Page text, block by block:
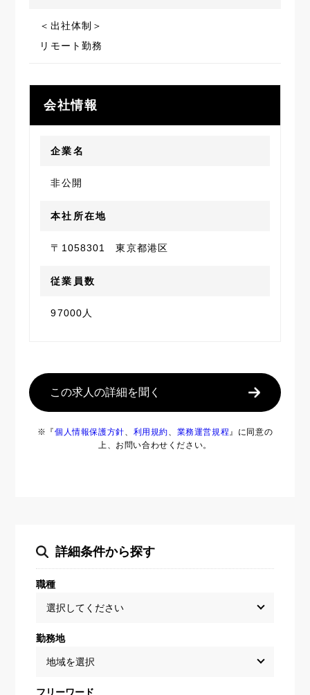
＜出社体制＞
リモート勤務
会社情報
企業名
非公開
本社所在地
〒1058301 東京都港区
従業員数
97000人
この求人の詳細を聞く
※『個人情報保護方針、 利用規約、 業務運営規程』に同意の
上、お問い合わせください。
詳細条件から探す
職種
勤務地
フリーワード